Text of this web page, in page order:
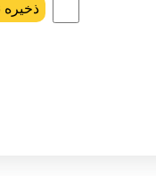
ذخیره